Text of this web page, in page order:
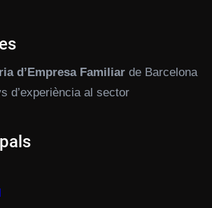
d’Empresa Familiar de Barcelona
d’experiència al sector